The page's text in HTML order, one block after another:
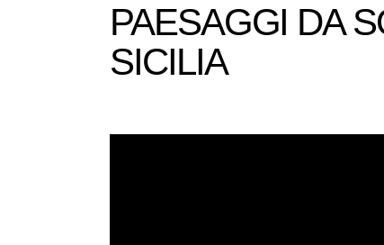
PAESAGGI DA
SICILIA